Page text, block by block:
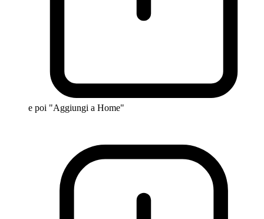
e poi "Aggiungi a Home"